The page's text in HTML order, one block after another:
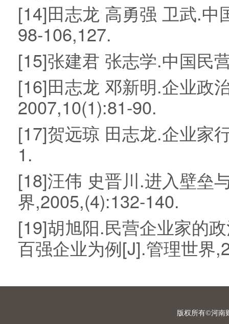
[14]田志龙 高勇强 卫武.
98-106,127.
[15]张建君 张志学.中国民
[16]田志龙 邓新明.企业
2007,10(1):81-90.
[17]贺远琼 田志龙.企业家
1.
[18]汪伟 史晋川.进入壁
界,2005,(4):132-140.
[19]胡旭阳.民营企业家的
百强企业为例[J].管理世界
版权所有©河南